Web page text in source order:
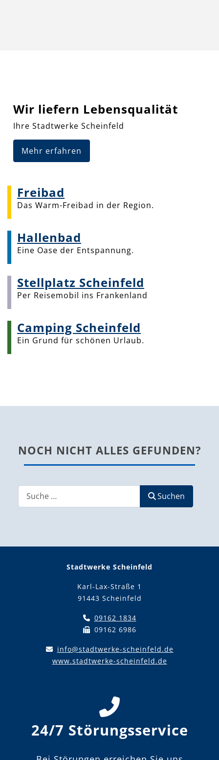
Wir liefern Lebensqualität
Ihre Stadtwerke Scheinfeld
Mehr erfahren
Freibad
Das Warm-Freibad in der Region.
Hallenbad
Eine Oase der Entspannung.
Stellplatz Scheinfeld
Per Reisemobil ins Frankenland
Camping Scheinfeld
Ein Grund für schönen Urlaub.
NOCH NICHT ALLES GEFUNDEN?
Suchen
Suchen
Stadtwerke Scheinfeld
Karl-Lax-Straße 1
91443 Scheinfeld
09162 1834
09162 6986
info@stadtwerke-scheinfeld.de
www.stadtwerke-scheinfeld.de
24/7 Störungsservice